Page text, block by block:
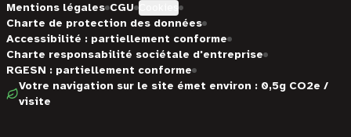
Mentions légales CGU
Charte de protection des données
Accessibilité : partiellement conforme
Charte responsabilité sociétale d'entreprise
RGESN : partiellement conforme
Votre navigation sur le site émet environ : 0,5g CO2e /
visite